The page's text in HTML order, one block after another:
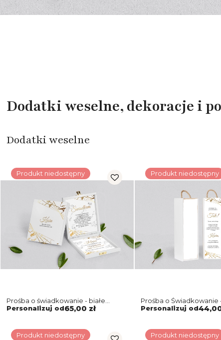
Dodatki weselne, dekoracje i
Dodatki weselne
Produkt niedostępny
Prośba o świadkowanie - białe
puzzle Marmur & Złoto Motyw 4
Personalizuj od65,00 zł
Produkt niedostępny
Prośba o Świadkowanie
biała Marmur & Złoto
Personalizuj od
Produkt niedostępny Produkt niedostępny